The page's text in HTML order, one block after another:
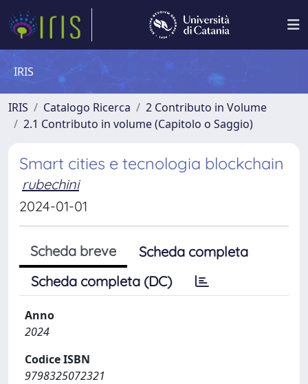
IRIS
IRIS Catalogo Ricerca
2 Contributo in Volume
2.1 Contributo in volume (Capitolo o Saggio)
Smart cities e tecnologia blockchain
rubechini
2024-01-01
Scheda breve
Scheda completa
Scheda completa (DC)
Anno
2024
Codice ISBN
9798325072321